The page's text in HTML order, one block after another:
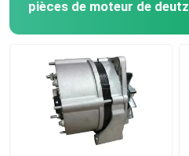
pièces de moteur de deutz